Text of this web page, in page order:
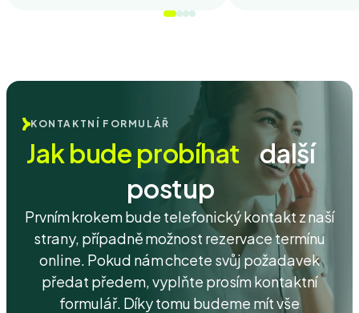
KONTAKTNÍ FORMULÁŘ
Jak bude probíhat další
postup
Prvním krokem bude telefonický kontakt z naší
strany, případně možnost rezervace termínu
online. Pokud nám chcete svůj požadavek
předat předem, vyplňte prosím kontaktní
formulář. Díky tomu budeme mít vše